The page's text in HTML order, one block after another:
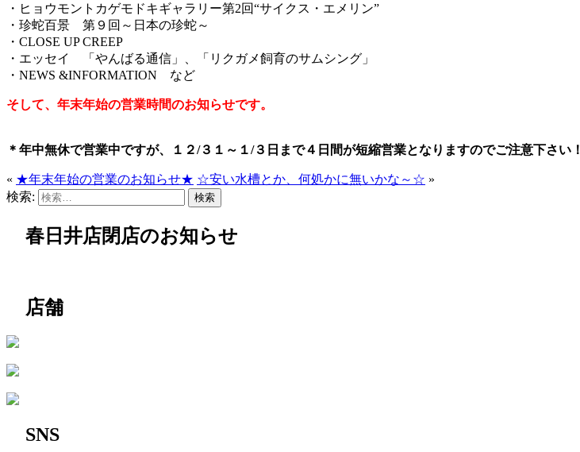
・ヒョウモントカゲモドキギャラリー第2回“サイクス・エメリン”
・珍蛇百景 第９回～日本の珍蛇～
・CLOSE UP CREEP
・エッセイ 「やんばる通信」、「リクガメ飼育のサムシング」
・NEWS &INFORMATION など
そして、年末年始の営業時間のお知らせです。
＊年中無休で営業中ですが、１２/３１～１/３日まで４日間が短縮営業となりますのでご注意下さい！
« ★年末年始の営業のお知らせ★ ☆安い水槽とか、何処かに無いかな～☆ »
検索:
春日井店閉店のお知らせ
店舗
SNS